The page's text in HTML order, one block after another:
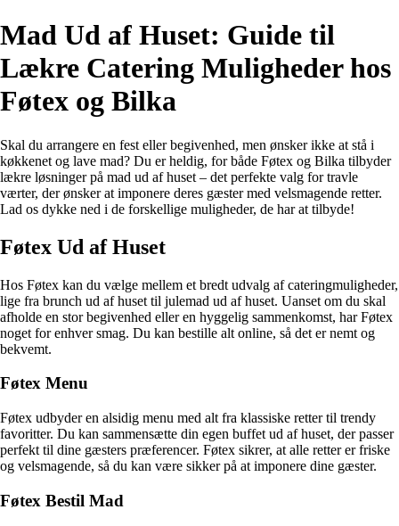
Mad Ud af Huset: Guide til
Lækre Catering Muligheder hos
Føtex og Bilka
Skal du arrangere en fest eller begivenhed, men ønsker ikke at stå i
køkkenet og lave mad? Du er heldig, for både Føtex og Bilka tilbyder
lækre løsninger på mad ud af huset – det perfekte valg for travle
værter, der ønsker at imponere deres gæster med velsmagende retter.
Lad os dykke ned i de forskellige muligheder, de har at tilbyde!
Føtex Ud af Huset
Hos Føtex kan du vælge mellem et bredt udvalg af cateringmuligheder,
lige fra brunch ud af huset til julemad ud af huset. Uanset om du skal
afholde en stor begivenhed eller en hyggelig sammenkomst, har Føtex
noget for enhver smag. Du kan bestille alt online, så det er nemt og
bekvemt.
Føtex Menu
Føtex udbyder en alsidig menu med alt fra klassiske retter til trendy
favoritter. Du kan sammensætte din egen buffet ud af huset, der passer
perfekt til dine gæsters præferencer. Føtex sikrer, at alle retter er friske
og velsmagende, så du kan være sikker på at imponere dine gæster.
Føtex Bestil Mad